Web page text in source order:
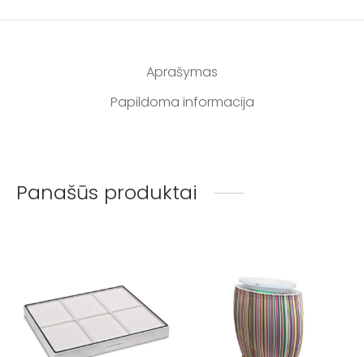
Aprašymas
Papildoma informacija
Panašūs produktai